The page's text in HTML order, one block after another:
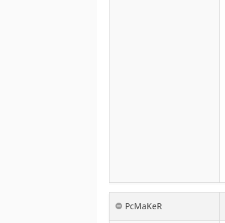
PcMaKeR